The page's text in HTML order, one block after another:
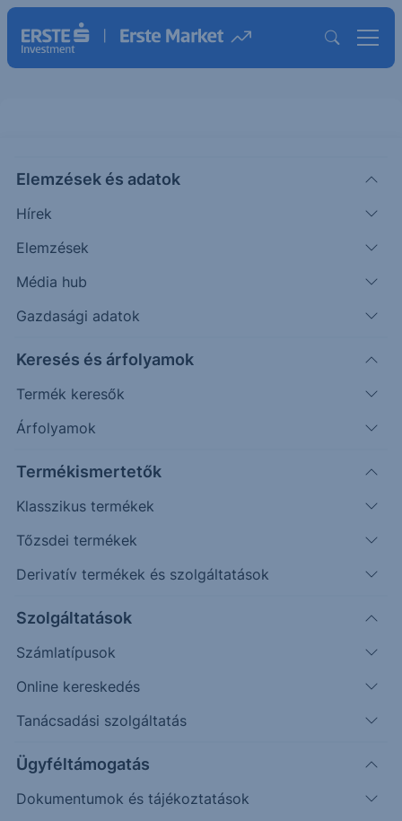
Elemzések és adatok
Hírek
Elemzések
Média hub
Gazdasági adatok
Keresés és árfolyamok
Termék keresők
Árfolyamok
Termékismertetők
Klasszikus termékek
Tőzsdei termékek
Derivatív termékek és szolgáltatások
Szolgáltatások
Számlatípusok
Online kereskedés
Tanácsadási szolgáltatás
Ügyféltámogatás
Dokumentumok és tájékoztatások
KHC(USA)
KRAFT HEINZ ORD
25.32
Időpont: 26.08.07. 22:00
Előző záró:
24.96
Árfolyamértesítő rögzítése
További információk kérése
24.8000
24.9000
25.0000
25.2000
25.3000